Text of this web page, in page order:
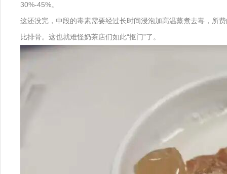
30%-45%。
这还没完，中段的毒素需要经过长时间浸泡加高温蒸煮去毒，所
比排骨。这也就难怪奶茶店们如此“抠门”了。